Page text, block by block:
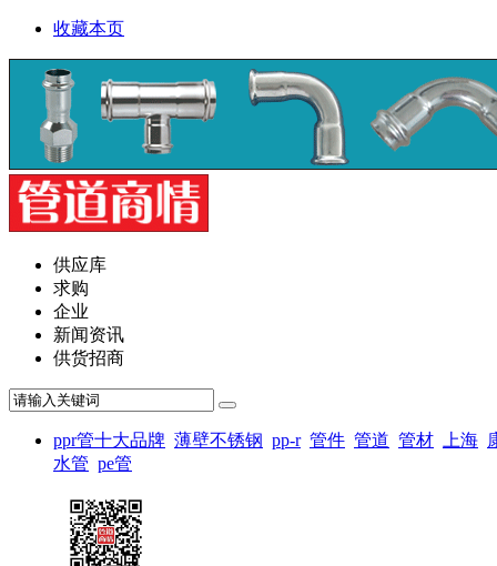
收藏本页
供应库
求购
企业
新闻资讯
供货招商
ppr管十大品牌 薄壁不锈钢 pp-r 管件 管道 管材 上海
水管 pe管